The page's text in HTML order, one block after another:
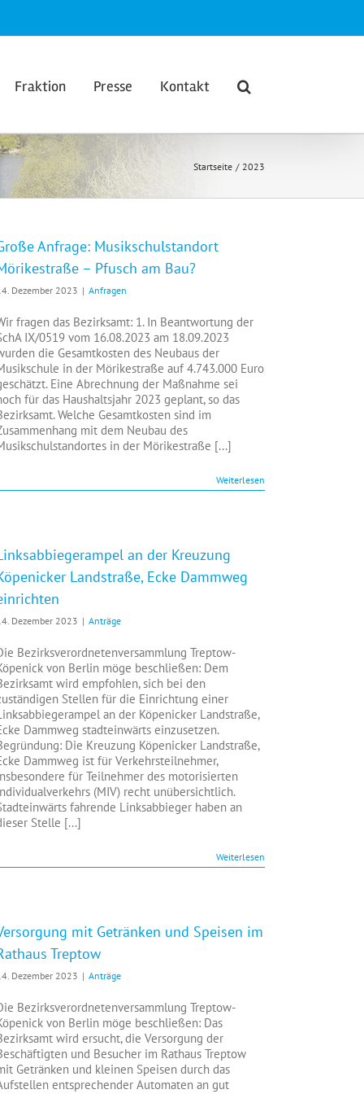
Fraktion Presse Kontakt
Startseite 2023
Anfrage: Musikschulstandort
– Pfusch am Bau?
Dezember 2023 | Anfragen
fragen das Bezirksamt: 1. In Beantwortung der
IX/0519 vom 16.08.2023 am 18.09.2023
die Gesamtkosten des Neubaus der
in der Mörikestraße auf 4.743.000 Euro
Eine Abrechnung der Maßnahme sei
für das Haushaltsjahr 2023 geplant, so das
Welche Gesamtkosten sind im
mit dem Neubau des
in der Mörikestraße [...]
Weiterlesen
an der Kreuzung
Landstraße, Ecke Dammweg
Dezember 2023 | Anträge
Bezirksverordnetenversammlung Treptow-
von Berlin möge beschließen: Dem
wird empfohlen, sich bei den
Stellen für die Einrichtung einer
an der Köpenicker Landstraße,
Dammweg stadteinwärts einzusetzen.
Die Kreuzung Köpenicker Landstraße,
Dammweg ist für Verkehrsteilnehmer,
für Teilnehmer des motorisierten
(MIV) recht unübersichtlich.
fahrende Linksabbieger haben an
Stelle [...]
Weiterlesen
mit Getränken und Speisen im
Treptow
Dezember 2023 | Anträge
Bezirksverordnetenversammlung Treptow-
von Berlin möge beschließen: Das
wird ersucht, die Versorgung der
und Besucher im Rathaus Treptow
Getränken und kleinen Speisen durch das
entsprechender Automaten an gut